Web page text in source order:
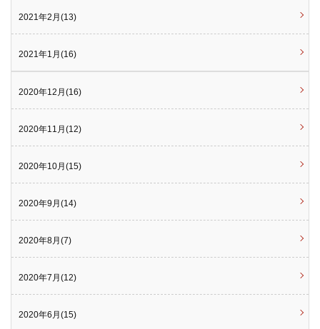
2021年2月(13)
2021年1月(16)
2020年12月(16)
2020年11月(12)
2020年10月(15)
2020年9月(14)
2020年8月(7)
2020年7月(12)
2020年6月(15)